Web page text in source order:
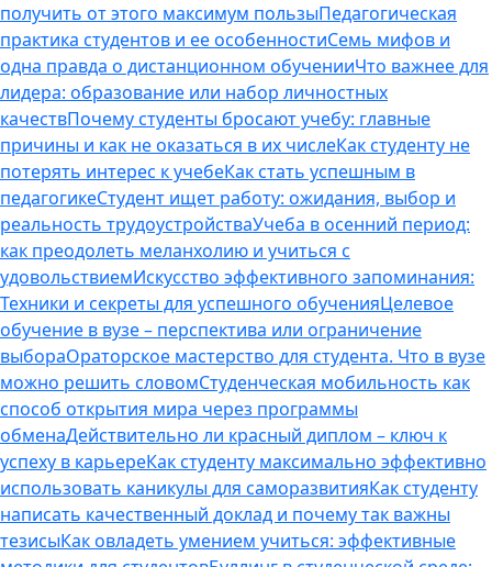
получить от этого максимум пользыПедагогическая
практика студентов и ее особенностиСемь мифов и
одна правда о дистанционном обученииЧто важнее для
лидера: образование или набор личностных
качествПочему студенты бросают учебу: главные
причины и как не оказаться в их числеКак студенту не
потерять интерес к учебеКак стать успешным в
педагогикеСтудент ищет работу: ожидания, выбор и
реальность трудоустройстваУчеба в осенний период:
как преодолеть меланхолию и учиться с
удовольствиемИскусство эффективного запоминания:
Техники и секреты для успешного обученияЦелевое
обучение в вузе – перспектива или ограничение
выбораОраторское мастерство для студента. Что в вузе
можно решить словомСтуденческая мобильность как
способ открытия мира через программы
обменаДействительно ли красный диплом – ключ к
успеху в карьереКак студенту максимально эффективно
использовать каникулы для саморазвитияКак студенту
написать качественный доклад и почему так важны
тезисыКак овладеть умением учиться: эффективные